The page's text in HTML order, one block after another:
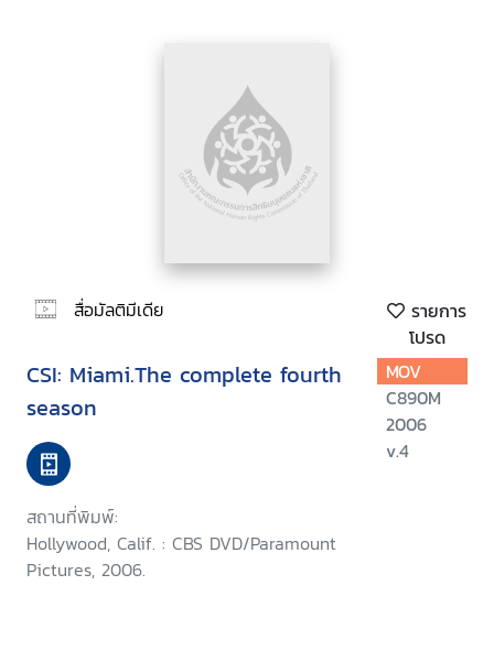
สื่อมัลติมีเดีย
รายการ
โปรด
CSI: Miami.The complete fourth
season
สถานที่พิมพ์:
Hollywood, Calif. : CBS DVD/Paramount
Pictures, 2006.
MOV
C890M
2006
v.4